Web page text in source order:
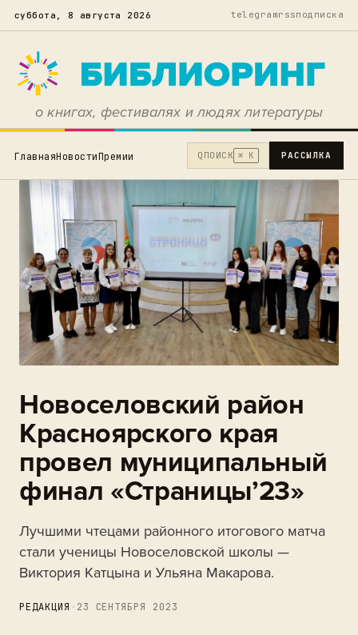
суббота, 8 августа 2026 telegramrssподписка
о книгах, фестивалях и людях литературы
ГлавнаяНовостиПремии Q ПОИСК ⌘ K РАССЫЛКА
Новоселовский район
Красноярского края
провел муниципальный
финал «Страницы’23»
Лучшими чтецами районного итогового матча
стали ученицы Новоселовской школы —
Виктория Катцына и Ульяна Макарова.
РЕДАКЦИЯ · 23 СЕНТЯБРЯ 2023